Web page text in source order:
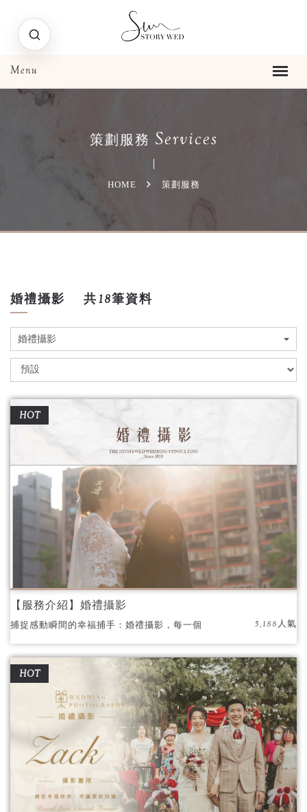
策劃服務 Services
HOME 策劃服務
婚禮攝影 共18筆資料
婚禮攝影
HOT
【服務介紹】婚禮攝影
捕捉感動瞬間的幸福捕手：婚禮攝影，每一個
人都是那麼的與眾不同，婚禮更該是獨一無二
的
5,188人氣
HOT